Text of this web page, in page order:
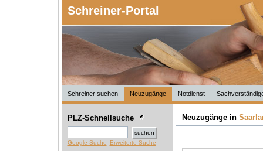
Schreiner-Portal
Schreiner suchen Neuzugänge Notdienst
PLZ-Schnellsuche
Google Suche Erweiterte Suche
Neuzugänge in